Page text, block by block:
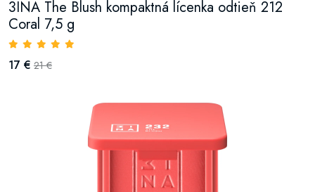
3INA The Blush kompaktná lícenka odtieň 212
Coral 7,5 g
17 € 21 €